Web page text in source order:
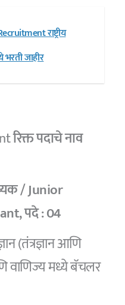
राष्ट्रीय
जाहीर
रिक्त पदाचे नाव
/ Junior
पदे :04
(तंत्रज्ञान आणि
वाणिज्य मध्ये बॅचलर